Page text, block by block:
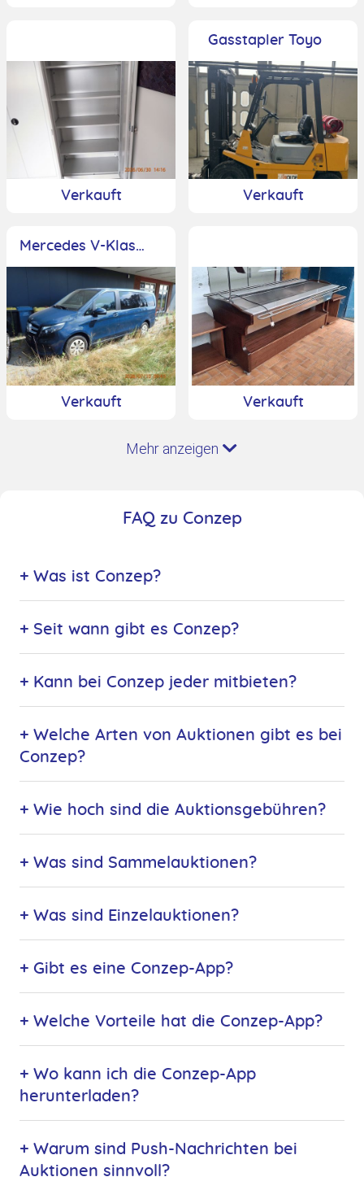
Verkauft
Gasstapler Toyo
Verkauft
Mercedes V-Klasse
Verkauft Verkauft
Mehr anzeigen
FAQ zu Conzep
+ Was ist Conzep?
+ Seit wann gibt es Conzep?
+ Kann bei Conzep jeder mitbieten?
+ Welche Arten von Auktionen gibt es bei
Conzep?
+ Wie hoch sind die Auktionsgebühren?
+ Was sind Sammelauktionen?
+ Was sind Einzelauktionen?
+ Gibt es eine Conzep-App?
+ Welche Vorteile hat die Conzep-App?
+ Wo kann ich die Conzep-App
herunterladen?
+ Warum sind Push-Nachrichten bei
Auktionen sinnvoll?